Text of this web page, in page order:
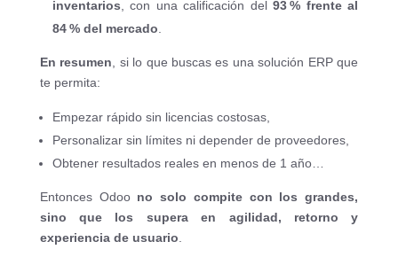
inventarios , con una calificación del93 % frente al
84 % del mercado
En resumen , si lo que buscas es una solución ERP que
te permita:
Empezar rápido sin licencias costosas,
Personalizar sin límites ni depender de proveedores,
Obtener resultados reales en menos de 1 año…
Entonces Odoo no solo compite con los grandes,
sino que los supera en agilidad, retorno y
experiencia de usuario